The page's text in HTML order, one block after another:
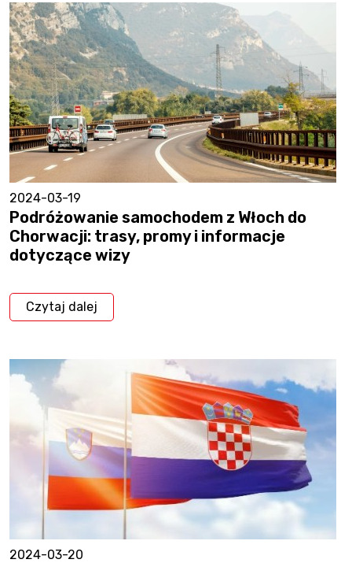
2024-03-19
Podróżowanie samochodem z Włoch do
Chorwacji: trasy, promy i informacje
dotyczące wizy
Czytaj dalej
2024-03-20